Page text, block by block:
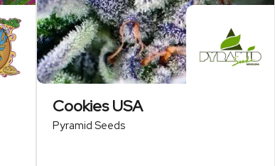
Cookies USA
Pyramid Seeds